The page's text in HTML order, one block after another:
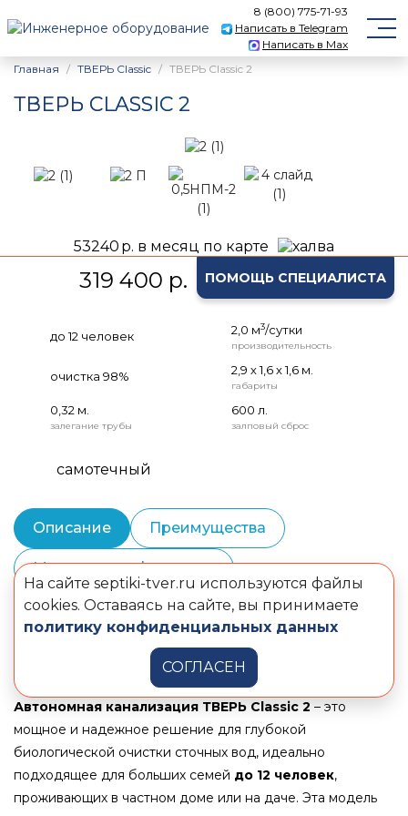
8 (800) 775-71-93
Написать в Telegram
Написать в Max
Главная
ТВЕРЬ Classic ТВЕРЬ Classic 2
ТВЕРЬ CLASSIC 2
53240 р. в месяц по карте
319 400 р. ПОМОЩЬ СПЕЦИАЛИСТА
до 12 человек 2,0 м3/сутки
производительность
очистка 98% 2,9 х 1,6 х 1,6 м.
габариты
0,32 м.
залегание трубы
600 л.
залповый сброс
самотечный
Описание Преимущества
Монтаж и шеф-монтаж
Сервисное обслуживание
Документы
Автономная канализация ТВЕРЬ Classic 2 – это
мощное и надежное решение для глубокой
биологической очистки сточных вод, идеально
подходящее для больших семей до 12 человек,
проживающих в частном доме или на даче. Эта модель
На сайте septiki-tver.ru используются файлы
cookies. Оставаясь на сайте, вы принимаете
политику конфиденциальных данных
СОГЛАСЕН